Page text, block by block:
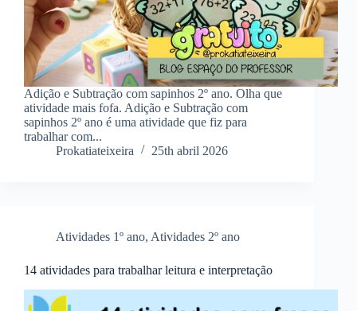
Adição e Subtração com sapinhos 2º ano. Olha que
atividade mais fofa. Adição e Subtração com
sapinhos 2º ano é uma atividade que fiz para
trabalhar com...
Prokatiateixeira
25th abril 2026
Atividades 1º ano, Atividades 2º ano
14 atividades para trabalhar leitura e interpretação